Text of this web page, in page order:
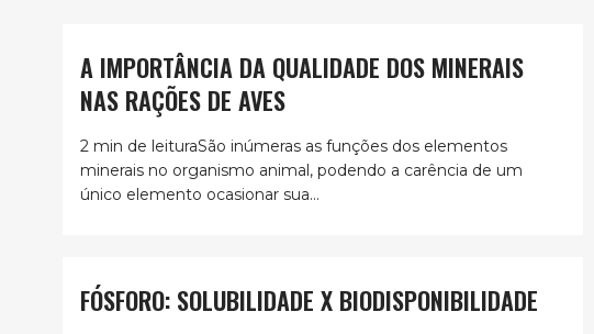
A IMPORTÂNCIA DA QUALIDADE DOS MINERAIS
NAS RAÇÕES DE AVES
2 min de leituraSão inúmeras as funções dos elementos
minerais no organismo animal, podendo a carência de um
único elemento ocasionar sua...
FÓSFORO: SOLUBILIDADE X BIODISPONIBILIDADE